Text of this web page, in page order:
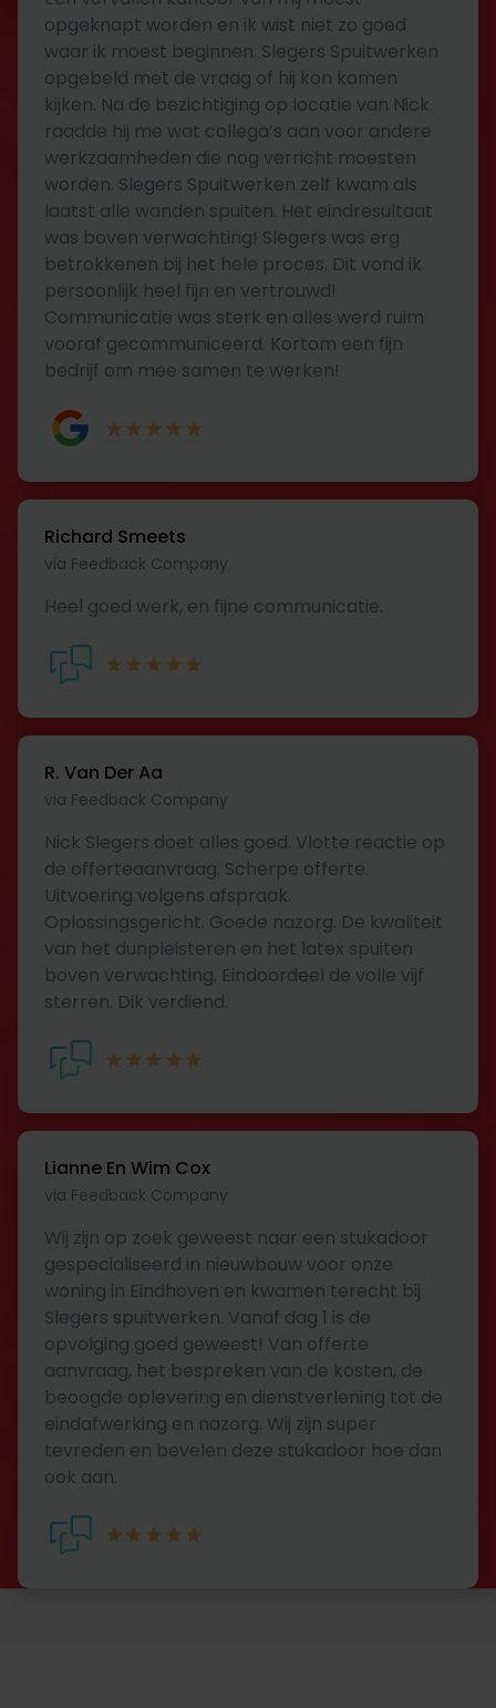
opgeknapt worden en ik wist niet zo goed
waar ik moest beginnen. Slegers Spuitwerken
opgebeld met de vraag of hij kon komen
kijken. Na de bezichtiging op locatie van Nick
raadde hij me wat collega’s aan voor andere
werkzaamheden die nog verricht moesten
worden. Slegers Spuitwerken zelf kwam als
laatst alle wanden spuiten. Het eindresultaat
was boven verwachting! Slegers was erg
betrokkenen bij het hele proces. Dit vond ik
persoonlijk heel fijn en vertrouwd!
Communicatie was sterk en alles werd ruim
vooraf gecommuniceerd. Kortom een fijn
bedrijf om mee samen te werken!
Richard Smeets
via Feedback Company
Heel goed werk, en fijne communicatie.
R. Van Der Aa
via Feedback Company
Nick Slegers doet alles goed. Vlotte reactie op
de offerteaanvraag. Scherpe offerte.
Uitvoering volgens afspraak.
Oplossingsgericht. Goede nazorg. De kwaliteit
van het dunpleisteren en het latex spuiten
boven verwachting. Eindoordeel de volle vijf
sterren. Dik verdiend.
Lianne En Wim Cox
via Feedback Company
Wij zijn op zoek geweest naar een stukadoor
gespecialiseerd in nieuwbouw voor onze
woning in Eindhoven en kwamen terecht bij
Slegers spuitwerken. Vanaf dag 1 is de
opvolging goed geweest! Van offerte
aanvraag, het bespreken van de kosten, de
beoogde oplevering en dienstverlening tot de
eindafwerking en nazorg. Wij zijn super
tevreden en bevelen deze stukadoor hoe dan
ook aan.